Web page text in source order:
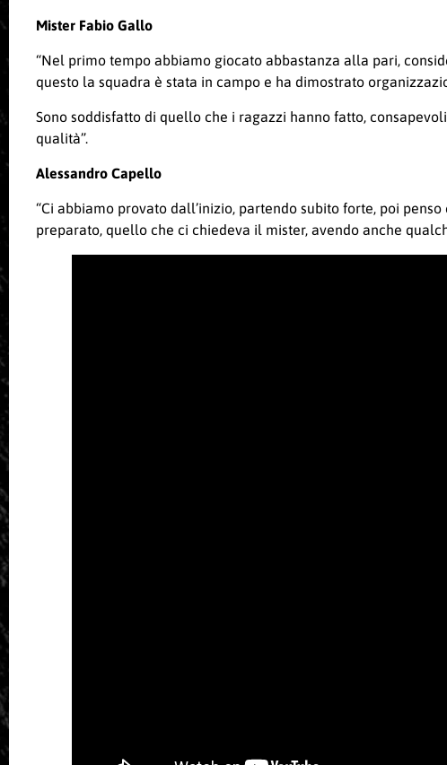
Mister Fabio Gallo
“Nel primo tempo abbiamo giocato abbastanza alla pari,
questo la squadra è stata in campo e ha dimostrato
Sono soddisfatto di quello che i ragazzi hanno fatto,
qualità”.
Alessandro Capello
“Ci abbiamo provato dall’inizio, partendo subito forte, poi
preparato, quello che ci chiedeva il mister, avendo anche